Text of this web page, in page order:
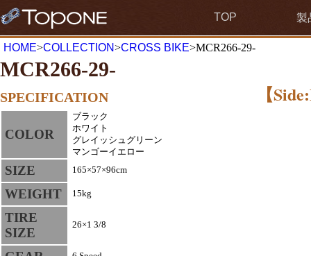
TOP 製
HOME>COLLECTION>CROSS BIKE>MCR266-29-
MCR266-29-
SPECIFICATION
COLOR
ブラック
ホワイト
グレイッシュグリーン
マンゴーイエロー
SIZE 165×57×96cm
WEIGHT 15kg
TIRE
SIZE
26×1 3/8
【